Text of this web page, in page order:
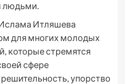
людьми.
Итляшева
для многих молодых
которые стремятся
сфере
упорство